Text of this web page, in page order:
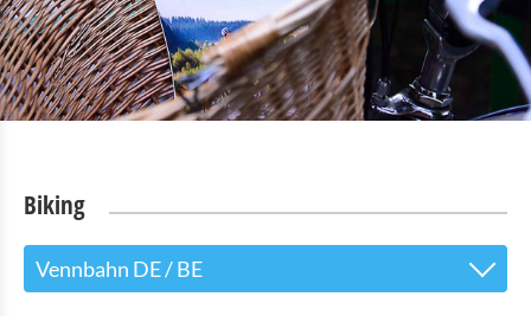
Biking
Vennbahn DE / BE